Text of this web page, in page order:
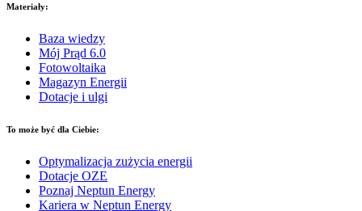
Materiały:
Baza wiedzy
Mój Prąd 6.0
Fotowoltaika
Magazyn Energii
Dotacje i ulgi
To może być dla Ciebie:
Optymalizacja zużycia energii
Dotacje OZE
Poznaj Neptun Energy
Kariera w Neptun Energy